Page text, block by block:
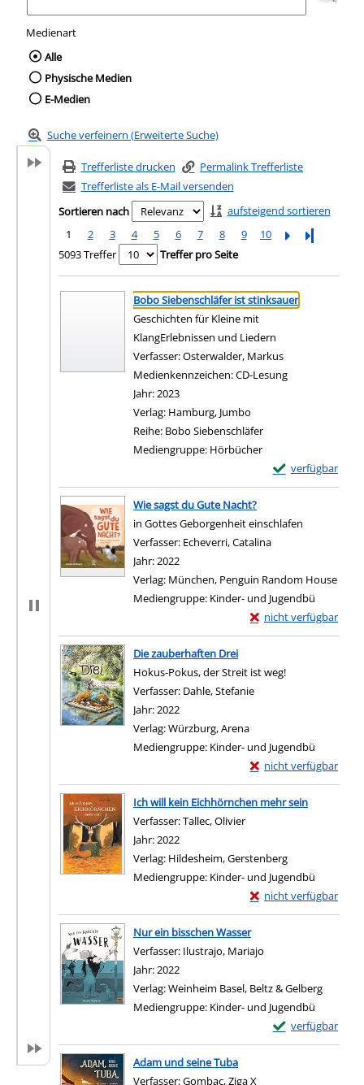
Medienart
Wählen Sie die Medienart nach der Sie
Alle
Physische Medien
E-Medien
Suche verfeinern (Erweiterte Suche)
Trefferliste drucken
Permalink Trefferliste
Trefferliste als E-Mail versenden
Sortieren nach
aufsteigend sortieren
1
2 3 4 5 6 7 8 9 10
Letzte Seite
5093 Treffer
Treffer pro Seite
Suchergebnis
Zu den Suchfiltern springen
Bobo Siebenschläfer ist stinksauer
Geschichten für Kleine mit
KlangErlebnissen und Liedern
Verfasser:Osterwalder, Markus
Medienkennzeichen:CD-Lesung
Jahr:2023
Verlag: Hamburg, Jumbo
Reihe: Bobo Siebenschläfer
Mediengruppe: Hörbücher
verfügbar
Exemplar-Details
Zum Download
Wie sagst du Gute Nacht?
in Gottes Geborgenheit einschlafen
Verfasser: Echeverri, Catalina
Jahr:2022
Verlag: München, Penguin Random House
Mediengruppe: Kinder- und Jugendbü
nicht verfügbar
Exemplar-Details von
Zum Download von
Die zauberhaften Drei
Hokus-Pokus, der Streit ist weg!
Verfasser: Dahle, Stefanie
Jahr:2022
Verlag:Würzburg, Arena
Mediengruppe: Kinder- und Jugendbü
nicht verfügbar
Exemplar-Details von
Zum Download von
Ich will kein Eichhörnchen mehr sein
Verfasser:Tallec, Olivier
Jahr:2022
Verlag: Hildesheim, Gerstenberg
Mediengruppe: Kinder- und Jugendbü
nicht verfügbar
Exemplar-Details von
Zum Download von
Nur ein bisschen Wasser
Verfasser: Ilustrajo, Mariajo
Jahr:2022
Verlag:Weinheim Basel, Beltz & Gelberg
Mediengruppe: Kinder- und Jugendbü
verfügbar
Exemplar-Details
Zum Download
Adam und seine Tuba
Verfasser:Gombac, Ziga X